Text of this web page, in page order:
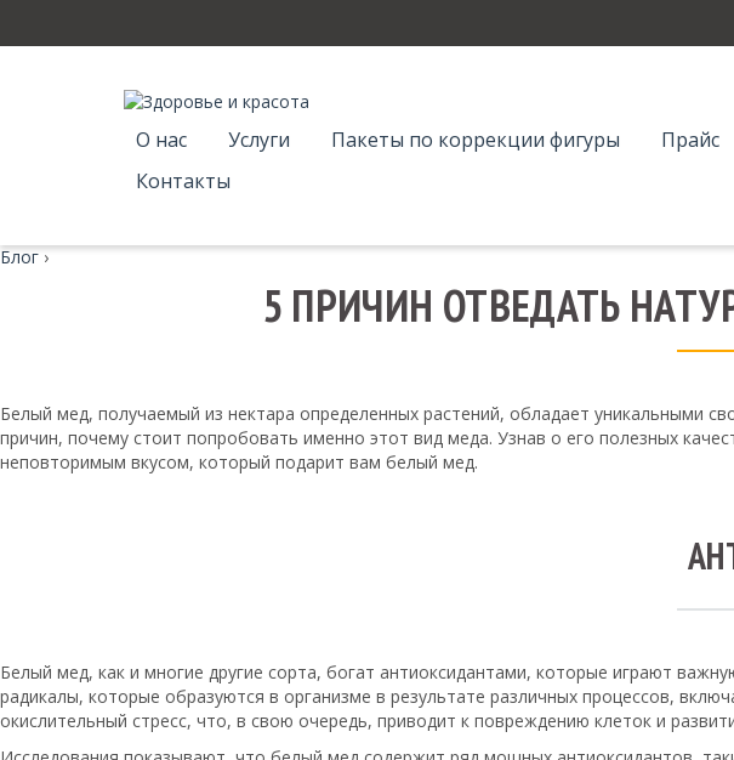
О нас Услуги Пакеты по коррекции фигуры Прайс
Контакты
Блог ›
5 ПРИЧИН ОТВЕДАТЬ
Белый мед, получаемый из нектара определенных растений, обладает уникальными
причин, почему стоит попробовать именно этот вид меда. Узнав о его полезных
неповторимым вкусом, который подарит вам белый мед.
Белый мед, как и многие другие сорта, богат антиоксидантами, которые играют
радикалы, которые образуются в организме в результате различных процессов,
окислительный стресс, что, в свою очередь, приводит к повреждению клеток и